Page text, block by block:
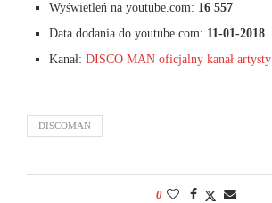
Wyświetleń na youtube.com: 16 557
Data dodania do youtube.com: 11-01-2018
Kanał: DISCO MAN oficjalny kanał artysty
DISCOMAN
0